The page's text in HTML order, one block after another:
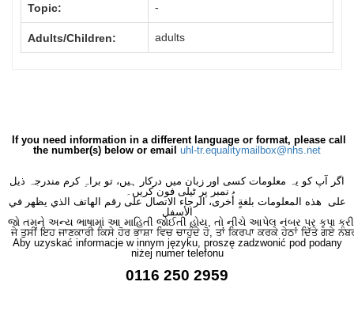
Topic: -
Adults/Children: adults
If you need information in a different language or format, please call
the number(s) below or email uhl-tr.equalitymailbox@nhs.net
اگر آپ کو یہ معلومات کسی اور زبان میں درکار ہیں، تو براہِ کرم مندرجہ ذیل
نمبر پر ٹیلی فون کریں۔
على هذه المعلومات بلغةٍ أُخرى، الرجاء الاتصال على رقم الهاتف الذي يظهر في
الأسفل
જો તમને અન્ય ભાષામાં આ માહિતી જોઈતી હોય, તો નીચે આપેલ નંબર પર કૃપા કરી
ਜੇ ਤੁਸੀਂ ਇਹ ਜਾਣਕਾਰੀ ਕਿਸੇ ਹੋਰ ਭਾਸ਼ਾ ਵਿਚ ਚਾਹੁੰਦੇ ਹੋ, ਤਾਂ ਕਿਰਪਾ ਕਰਕੇ ਹੇਠਾਂ ਦਿੱਤੇ ਗਏ
Aby uzyskać informacje w innym języku, proszę zadzwonić pod podany
niżej numer telefonu
0116 250 2959